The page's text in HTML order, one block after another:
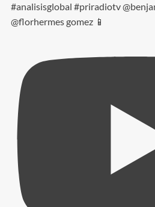
#analisisglobal #priradiotv
@florhermes gomez 📱